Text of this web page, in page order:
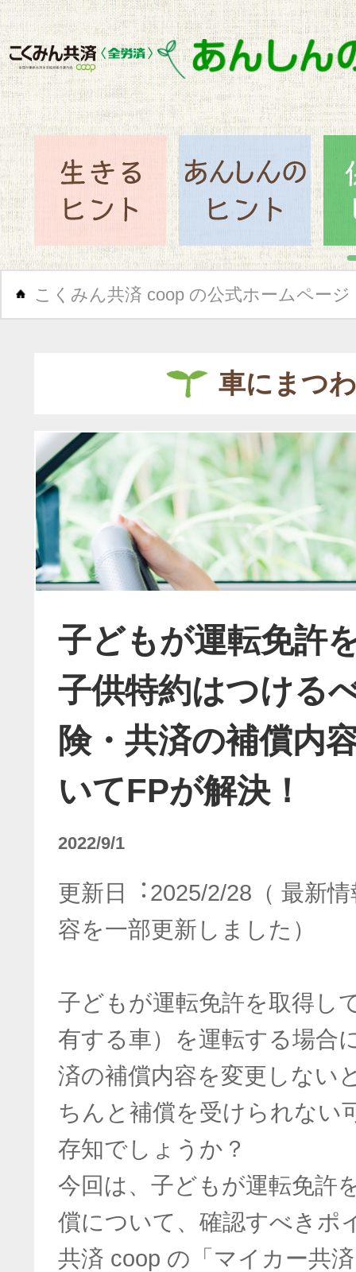
閉
生きるヒントあ
こくみん共済 coop の公式ホームページ
車にまつ
子どもが運転免許
子供特約はつける
険・共済の補償内
いてFPが解決！
2022/9/1
更新⽇︓2025/2/28（ 最新
容を一部更新しました）
子どもが運転免許を取得し
有する車）を運転する場合
済の補償内容を変更しない
ちんと補償を受けられない
存知でしょうか？
今回は、子どもが運転免許
償について、確認すべきポ
共済 coop の「マイカー共